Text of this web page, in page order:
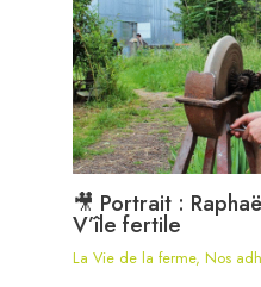
🎥 Portrait :
V’île fertile
La Vie de la ferme,Nos